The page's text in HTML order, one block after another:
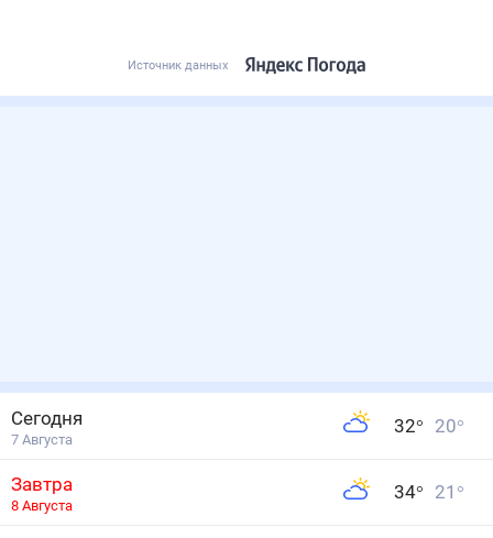
Источник данных
Сегодня
7 Августа
32° 20°
Завтра
8 Августа
34° 21 °